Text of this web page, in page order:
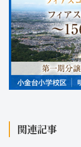
関連記事